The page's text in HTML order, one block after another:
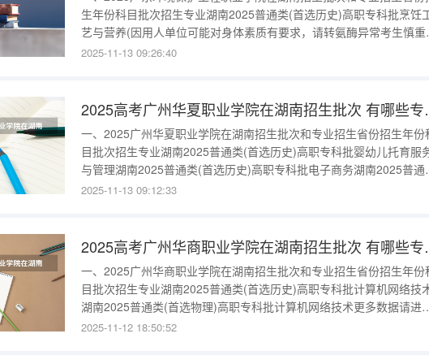
生年份科目批次招生专业湖南2025普通类(首选历史)高职专科批烹饪
艺与营养(因用人单位可能对身体素质有要求，请转氨酶异常考生慎重
考)湖南2025普通类(首选历史)高职专科批氢能技术应用湖南2025普通
2025-11-13 09:26:40
2025高考
一、2025广州华夏职业学院在湖南招生批次和专业招生省份招生年份
目批次招生专业湖南2025普通类(首选历史)高职专科批婴幼儿托育服
与管理湖南2025普通类(首选历史)高职专科批电子商务湖南2025普通
(首选历史)高职专科批网络营销与直播电商湖南2025普通类(首选历史)
2025-11-13 09:12:33
2025高考
一、2025广州华商职业学院在湖南招生批次和专业招生省份招生年份
目批次招生专业湖南2025普通类(首选历史)高职专科批计算机网络技
湖南2025普通类(首选物理)高职专科批计算机网络技术更多数据请进
入：{$cate_url}二、广州华商职业学院重点学科一览正在整理该学校数
2025-11-12 18:50:52